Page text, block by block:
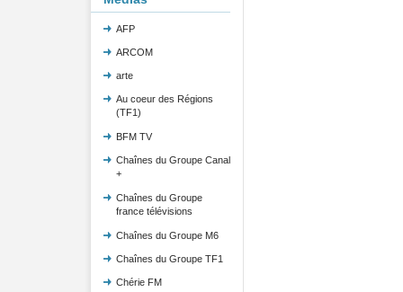
AFP
ARCOM
arte
Au coeur des Régions
(TF1)
BFM TV
Chaînes du Groupe Canal
+
Chaînes du Groupe
france télévisions
Chaînes du Groupe M6
Chaînes du Groupe TF1
Chérie FM